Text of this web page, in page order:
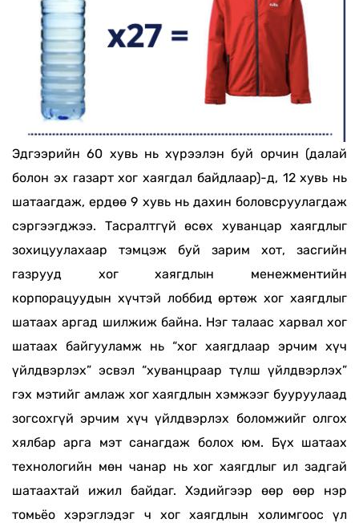
Эдгээрийн 60 хувь нь хүрээлэн буй орчин (далай
болон эх газарт хог хаягдал байдлаар)-д, 12 хувь нь
шатаагдаж, ердөө 9 хувь нь дахин боловсруулагдаж
сэргээгджээ. Тасралтгүй өсөх хуванцар хаягдлыг
зохицуулахаар тэмцэж буй зарим хот, засгийн
газрууд хог хаягдлын менежментийн
корпорацуудын хүчтэй лоббид өртөж хог хаягдлыг
шатаах аргад шилжиж байна. Нэг талаас харвал хог
шатаах байгууламж нь “хог хаягдлаар эрчим хүч
үйлдвэрлэх” эсвэл “хуванцраар түлш үйлдвэрлэх”
гэх мэтийг амлаж хог хаягдлын хэмжээг бууруулаад
зогсохгүй эрчим хүч үйлдвэрлэх боломжийг олгох
хялбар арга мэт санагдаж болох юм. Бүх шатаах
технологийн мөн чанар нь хог хаягдлыг ил задгай
шатаахтай ижил байдаг. Хэдийгээр өөр өөр нэр
томьёо хэрэглэдэг ч хог хаягдлын холимгоос үл